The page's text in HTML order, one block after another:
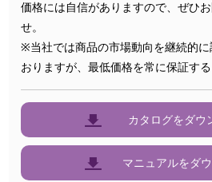
価格には自信がありますので、ぜひ
せ。
※当社では商品の市場動向を継続的
おりますが、最低価格を常に保証す
カタログをダウ
マニュアルをダ